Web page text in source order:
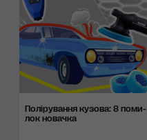
Поліруван­ня кузо­ва: 8 поми­
лок нова­чка